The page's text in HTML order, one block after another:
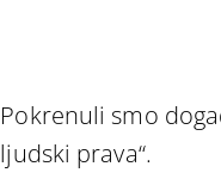
Pokrenuli smo
ljudski prava“.